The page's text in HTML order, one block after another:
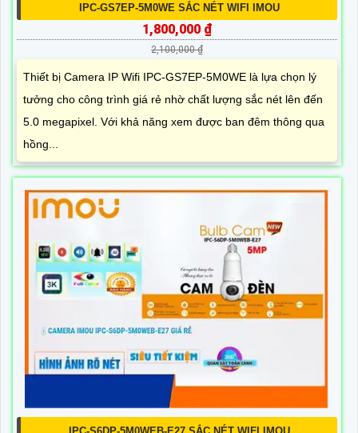
IPC-GS7EP-5M0WE SẮC NÉT WIFI IMOU
1,800,000 ₫
2,100,000 ₫
Thiết bị Camera IP Wifi IPC-GS7EP-5M0WE là lựa chọn lý
tưởng cho công trình giá rẻ nhờ chất lượng sắc nét lên đến
5.0 megapixel. Với khả năng xem được ban đêm thông qua
hồng...